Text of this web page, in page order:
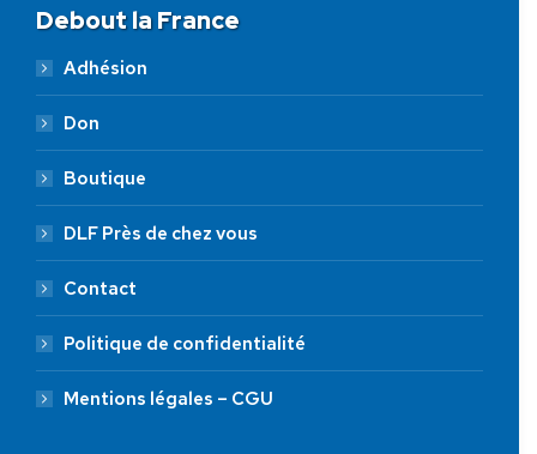
Debout la France
Adhésion
Don
Boutique
DLF Près de chez vous
Contact
Politique de confidentialité
Mentions légales – CGU